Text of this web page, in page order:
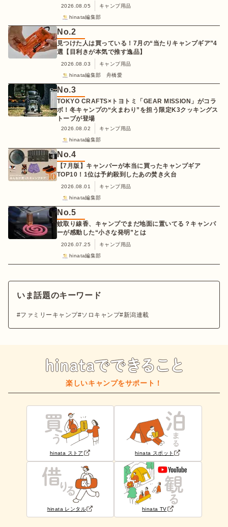
2026.08.05
キャンプ用品
hinata編集部
No.2
見つけた人は買っている！7月の“当たりキャンプギア”4
選【目利きが本気で推す逸品】
2026.08.03
キャンプ用品
hinata編集部 舟橋愛
No.3
TOKYO CRAFTS×トヨトミ「GEAR MISSION」がコラ
ボ！冬キャンプの“火まわり”を担う限定K3クッキングス
トーブが登場
2026.08.02
キャンプ用品
hinata編集部
No.4
【7月版】キャンパーが本当に買ったキャンプギア
TOP10！1位は予約殺到したあの焚き火台
2026.08.01
キャンプ用品
hinata編集部
No.5
蚊取り線香、キャンプでまだ地面に置いてる？キャンパ
ーが感動した“小さな発明”とは
2026.07.25
キャンプ用品
hinata編集部
いま話題のキーワード
ファミリーキャンプ ソロキャンプ 新潟連載
楽しいキャンプをサポート！
hinata ストア hinata スポット
hinata レンタル hinata TV